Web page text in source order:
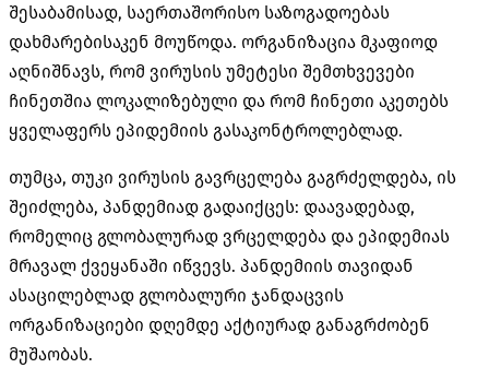
შესაბამისად, საერთაშორისო საზოგადოებას
დახმარებისაკენ მოუწოდა. ორგანიზაცია მკაფიოდ
აღნიშნავს, რომ ვირუსის უმეტესი შემთხვევები
ჩინეთშია ლოკალიზებული და რომ ჩინეთი აკეთებს
ყველაფერს ეპიდემიის გასაკონტროლებლად.
თუმცა, თუკი ვირუსის გავრცელება გაგრძელდება, ის
შეიძლება, პანდემიად გადაიქცეს: დაავადებად,
რომელიც გლობალურად ვრცელდება და ეპიდემიას
მრავალ ქვეყანაში იწვევს. პანდემიის თავიდან
ასაცილებლად გლობალური ჯანდაცვის
ორგანიზაციები დღემდე აქტიურად განაგრძობენ
მუშაობას.